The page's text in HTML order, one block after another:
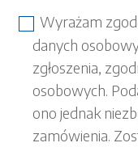
Wyrażam
danych
zgłoszenia,
osobowych.
ono jednak
zamówienia.